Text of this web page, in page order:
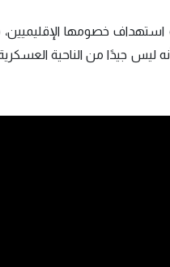
خصومها
ليس جيدًا من الناحية